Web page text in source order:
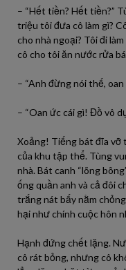
– “Hết tiền? Hết tiền?”
triệu tôi đưa cô làm gì?
cho nhà ngoại? Tôi đi
cô cho tôi ăn nước rửa
– “Anh đừng nói thế,
– “Oan ức cái gì! Đồ vô
Xoảng! Tiếng bát đĩa vỡ
của khu tập thể. Tùng
nhà. Bát canh “lõng
ống quần anh và cả đôi
trắng nát bấy nằm
hại như chính cuộc hôn
Hạnh đứng chết lặng.
cô rát bỏng, nhưng cô